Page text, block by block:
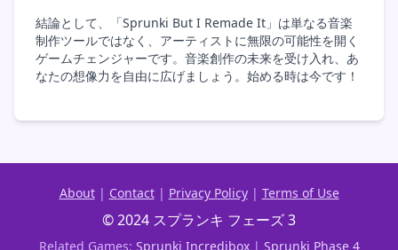
結論として、「Sprunki But I Remade It」は単なる音楽
制作ツールではなく、アーティストに無限の可能性を開く
ゲームチェンジャーです。音楽創作の未来を受け入れ、あ
なたの想像力を自由に広げましょう。始める時は今です！
About| Contact| Privacy Policy| Terms of Use
© 2024 スプランキ フェーズ 3
Related Games: Sprunki Incredibox| Sprunki Phase 4